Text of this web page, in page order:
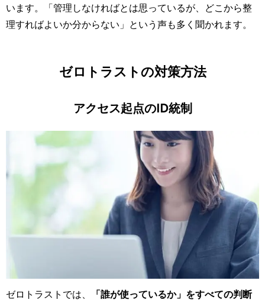
います。「管理しなければとは思っているが、どこから整
理すればよいか分からない」という声も多く聞かれます。
ゼロトラストの対策方法
アクセス起点のID統制
ゼロトラストでは、
「誰が使っているか」をすべての判断